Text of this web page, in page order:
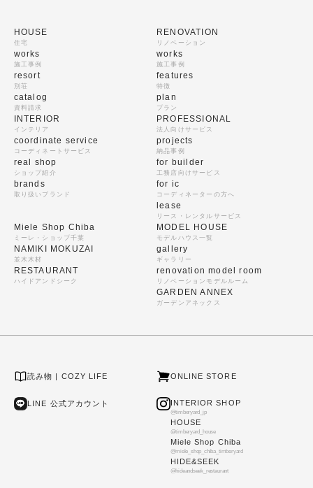
HOUSE
住宅
works
施工事例
resort
別荘
catalog
資料請求
RENOVATION
リノベーション
works
施工事例
features
特徴
plan
プラン
INTERIOR
インテリア
coordinate service
コーディネートサービス
real shop
ショップ紹介
brands
取り扱いブランド
PROFESSIONAL
法人向けサービス
projects
納品事例
for builder
工務店向けサービス
for ic
コーディネーターの方へ
lease
リース・レンタルサービス
Miele Shop Chiba
ミーレ・ショップ千葉
NAMIKI MOKUZAI
並木木材
RESTAURANT
ハイドアンドシーク
MODEL HOUSE
モデルハウス一覧
gallery
ギャラリー
renovation model room
リノベーションモデルルーム
GARDEN ANNEX
ガーデンアネックス
読み物 | COZY LIFE ONLINE STORE
LINE 公式アカウント INTERIOR SHOP
@timberyard_jp
HOUSE
@timberyard_house
Miele Shop Chiba
@miele_shop_chiba_timberyard
HIDE&SEEK
@hideandseek_restaurant